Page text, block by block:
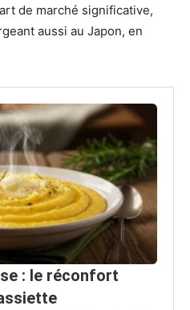
de marché significative,
aussi au Japon, en
: le réconfort